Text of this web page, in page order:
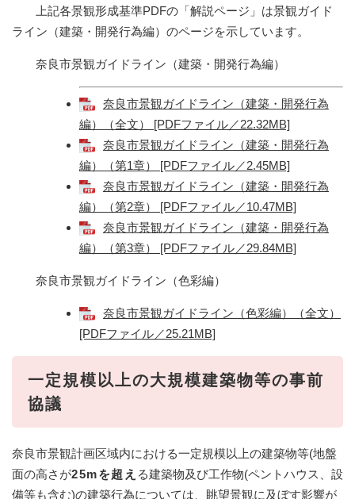
上記各景観形成基準PDFの「解説ページ」は景観ガイド
ライン（建築・開発行為編）のページを示しています。
奈良市景観ガイドライン（建築・開発行為編）
奈良市景観ガイドライン（建築・開発行為
編）（全文） [PDFファイル／22.32MB]
奈良市景観ガイドライン（建築・開発行為
編）（第1章） [PDFファイル／2.45MB]
奈良市景観ガイドライン（建築・開発行為
編）（第2章） [PDFファイル／10.47MB]
奈良市景観ガイドライン（建築・開発行為
編）（第3章） [PDFファイル／29.84MB]
奈良市景観ガイドライン（色彩編）
奈良市景観ガイドライン（色彩編）（全文）
[PDFファイル／25.21MB]
一定規模以上の大規模建築物等の事前
協議
奈良市景観計画区域内における一定規模以上の建築物等(地盤
面の高さが25mを超え る建築物及び工作物(ペントハウス、設
備等も含む)の建築行為については、眺望景観に及ぼす影響が